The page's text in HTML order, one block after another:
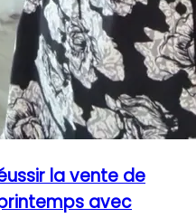
la vente de
avec